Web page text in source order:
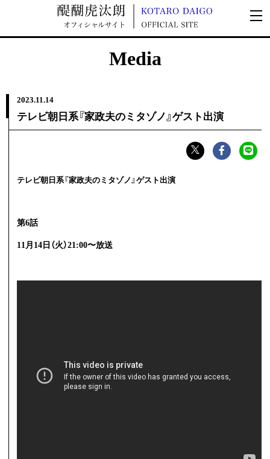
Media
2023.11.14
テレビ朝日系『家政夫のミタゾノ』ゲスト出演
テレビ朝日系『家政夫のミタゾノ』ゲスト出演
第6話
11月14日（火）21:00〜放送